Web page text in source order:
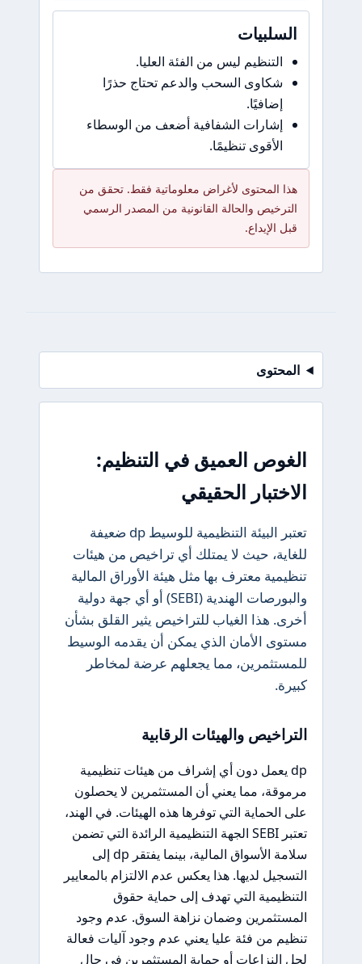
السلبيات
التنظيم ليس من الفئة العليا.
شكاوى السحب والدعم تحتاج حذرًا
إضافيًا.
إشارات الشفافية أضعف من الوسطاء
الأقوى تنظيمًا.
هذا المحتوى لأغراض معلوماتية فقط. تحقق من
الترخيص والحالة القانونية من المصدر الرسمي
قبل الإيداع.
المحتوى
الغوص العميق في التنظيم:
الاختبار الحقيقي
تعتبر البيئة التنظيمية للوسيط dp ضعيفة
للغاية، حيث لا يمتلك أي تراخيص من هيئات
تنظيمية معترف بها مثل هيئة الأوراق المالية
والبورصات الهندية (SEBI) أو أي جهة دولية
أخرى. هذا الغياب للتراخيص يثير القلق بشأن
مستوى الأمان الذي يمكن أن يقدمه الوسيط
للمستثمرين، مما يجعلهم عرضة لمخاطر
كبيرة.
التراخيص والهيئات الرقابية
dp يعمل دون أي إشراف من هيئات تنظيمية
مرموقة، مما يعني أن المستثمرين لا يحصلون
على الحماية التي توفرها هذه الهيئات. في الهند،
تعتبر SEBI الجهة التنظيمية الرائدة التي تضمن
سلامة الأسواق المالية، بينما يفتقر dp إلى
التسجيل لديها. هذا يعكس عدم الالتزام بالمعايير
التنظيمية التي تهدف إلى حماية حقوق
المستثمرين وضمان نزاهة السوق. عدم وجود
تنظيم من فئة عليا يعني عدم وجود آليات فعالة
لحل النزاعات أو حماية المستثمرين في حال